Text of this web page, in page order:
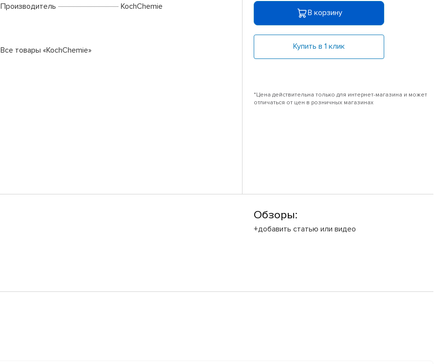
Производитель
KochChemie
Все товары «KochChemie»
В корзину
Купить в 1 клик
*Цена действительна только для интернет-магазина и может
отличаться от цен в розничных магазинах
Обзоры:
+добавить статью или видео